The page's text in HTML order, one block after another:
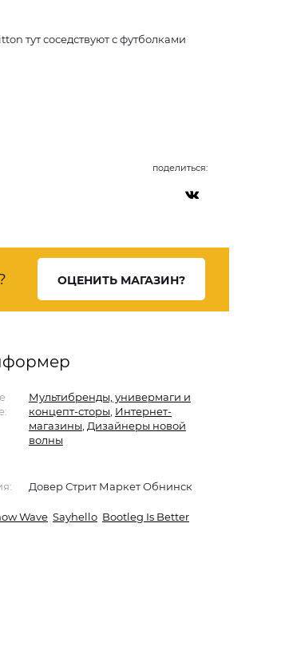
тут соседствуют с футболками
поделиться:
ОЦЕНИТЬ МАГАЗИН?
Мультибренды, универмаги и
концепт-сторы Интернет-
магазины Дизайнеры новой
волны
Довер Стрит Маркет Обнинск
Wave Sayhello Bootleg Is Better